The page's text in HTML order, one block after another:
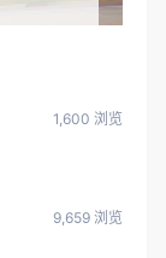
1,600 浏览
9,659 浏览